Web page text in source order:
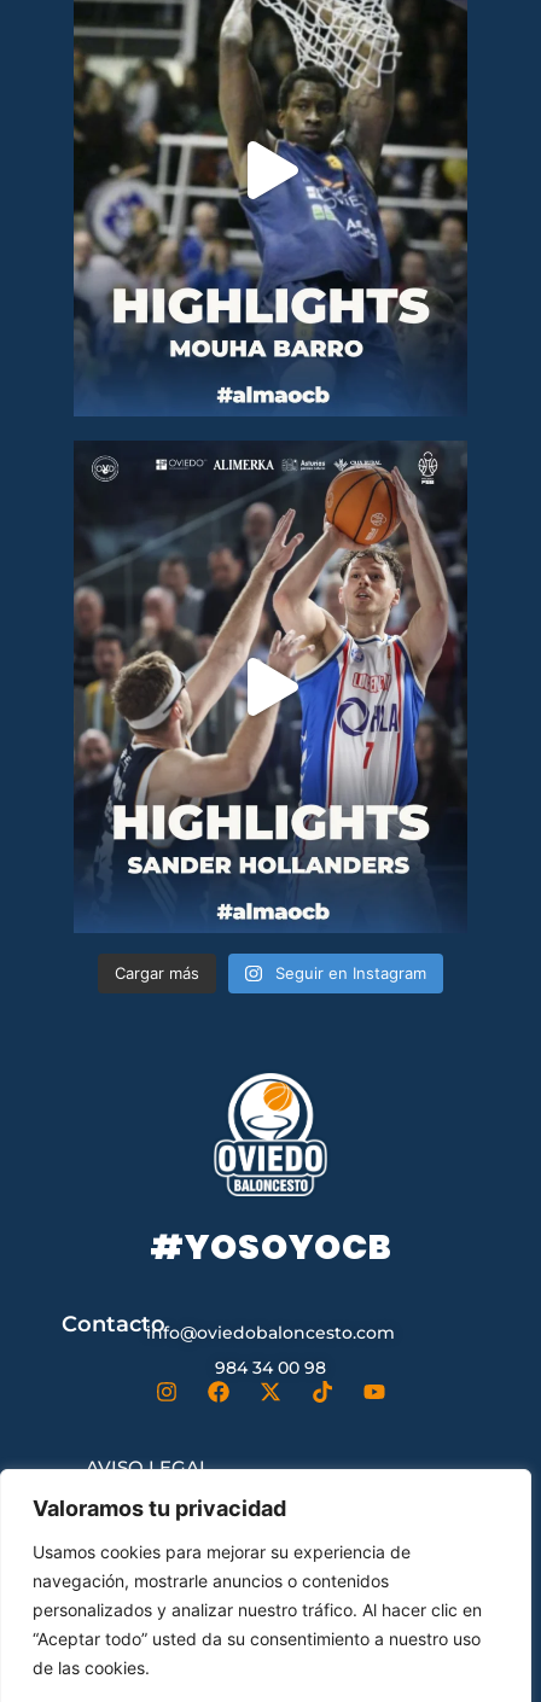
Valoramos tu privacidad
Usamos cookies para mejorar su experiencia de
navegación, mostrarle anuncios o contenidos
personalizados y analizar nuestro tráfico. Al hacer clic en
“Aceptar todo” usted da su consentimiento a nuestro uso
de las cookies.
Cargar más Seguir en Instagram
#YOSOYOCB
Contactoinfo@oviedobaloncesto.com
984 34 00 98
AVISO LEGAL
CONTRATACIÓN
ENVÍOS Y DEVOLUCIONES